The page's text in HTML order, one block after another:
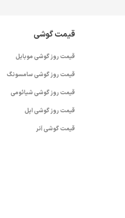
قیمت گوشی
قیمت روز گوشی موبایل
قیمت روز گوشی سامسونگ
قیمت روز گوشی شیائومی
قیمت روز گوشی اپل
قیمت گوشی آنر